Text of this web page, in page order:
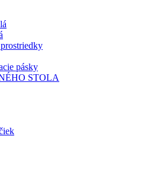
pásky
STOLA